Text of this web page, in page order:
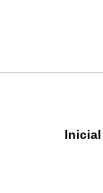
Inicial